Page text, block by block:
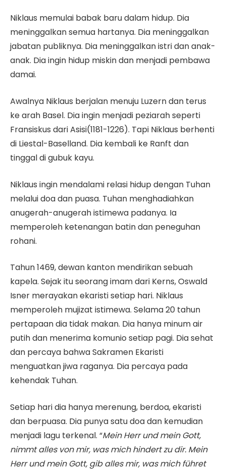
Niklaus memulai babak baru dalam hidup. Dia
meninggalkan semua hartanya. Dia meninggalkan
jabatan publiknya. Dia meninggalkan istri dan anak-
anak. Dia ingin hidup miskin dan menjadi pembawa
damai.
Awalnya Niklaus berjalan menuju Luzern dan terus
ke arah Basel. Dia ingin menjadi peziarah seperti
Fransiskus dari Asisi(1181-1226). Tapi Niklaus berhenti
di Liestal-Baselland. Dia kembali ke Ranft dan
tinggal di gubuk kayu.
Niklaus ingin mendalami relasi hidup dengan Tuhan
melalui doa dan puasa. Tuhan menghadiahkan
anugerah-anugerah istimewa padanya. Ia
memperoleh ketenangan batin dan peneguhan
rohani.
Tahun 1469, dewan kanton mendirikan sebuah
kapela. Sejak itu seorang imam dari Kerns, Oswald
Isner merayakan ekaristi setiap hari. Niklaus
memperoleh mujizat istimewa. Selama 20 tahun
pertapaan dia tidak makan. Dia hanya minum air
putih dan menerima komunio setiap pagi. Dia sehat
dan percaya bahwa Sakramen Ekaristi
menguatkan jiwa raganya. Dia percaya pada
kehendak Tuhan.
Setiap hari dia hanya merenung, berdoa, ekaristi
dan berpuasa. Dia punya satu doa dan kemudian
menjadi lagu terkenal. “Mein Herr und mein Gott,
nimmt alles von mir, was mich hindert zu dir. Mein
Herr und mein Gott, gib alles mir, was mich führet